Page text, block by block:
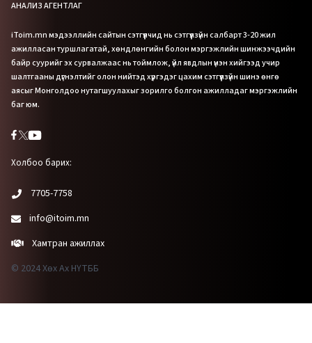
АНАЛИЗ АГЕНТЛАГ
iToim.mn мэдээллийн сайтын сэтгүүлчид нь сэтгүүлзүйн салбарт 3-20 жил
ажилласан туршлагатай, хөндлөнгийн болон мэргэжлийн шинжээчдийн
байр суурийг эх сурвалжаас нь тоймлож, үйл явдлын үнэн хийгээд учир
шалтгааны дүгнэлтийг олон нийтэд хүргэдэг цахим сэтгүүлзүйн шинэ өнгө
аясыг Монголдоо нутагшуулахыг зорилго болгон ажилладаг мэргэжлийн
баг юм.
Холбоо барих:
7705-7758
info@itoim.mn
Хамтран ажиллах
© 2024 Хөх Ах НҮТББ